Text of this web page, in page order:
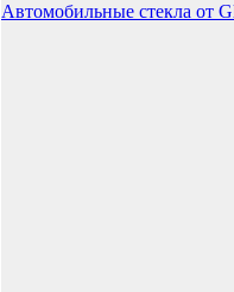
Автомобильные стекла от